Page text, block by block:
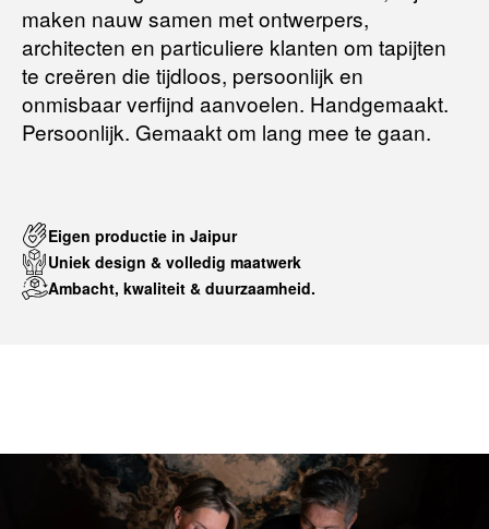
Terugbetalingsbeleid
maken nauw samen met ontwerpers,
architecten en particuliere klanten om tapijten
te creëren die tijdloos, persoonlijk en
onmisbaar verfijnd aanvoelen. Handgemaakt.
Persoonlijk. Gemaakt om lang mee te gaan.
Eigen productie in Jaipur
Uniek design & volledig maatwerk
Ambacht, kwaliteit & duurzaamheid.